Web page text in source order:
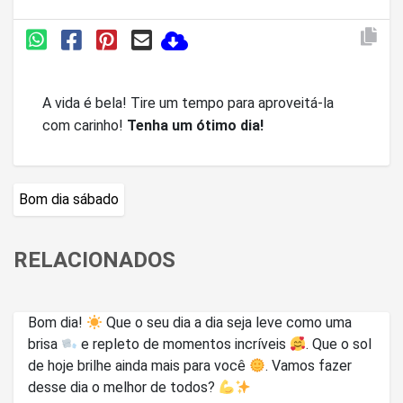
A vida é bela! Tire um tempo para aproveitá-la
com carinho! Tenha um ótimo dia!
Bom dia sábado
RELACIONADOS
Bom dia!
Que o seu dia a dia seja leve como uma
brisa
e repleto de momentos incríveis
. Que o sol
de hoje brilhe ainda mais para você
. Vamos fazer
desse dia o melhor de todos?